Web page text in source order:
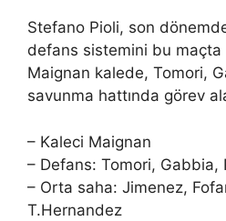
Stefano Pioli, son
defans sistemini bu
Maignan kalede, Tomori,
savunma hattında görev
– Kaleci Maignan
– Defans: Tomori, Gabbia,
– Orta saha: Jimenez,
T.Hernandez